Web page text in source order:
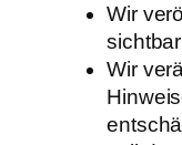
Wir
Wir